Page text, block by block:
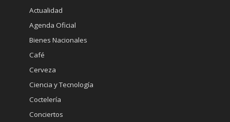
Actualidad
Agenda Oficial
Bienes Nacionales
Café
Cerveza
Ciencia y Tecnología
Coctelería
Conciertos